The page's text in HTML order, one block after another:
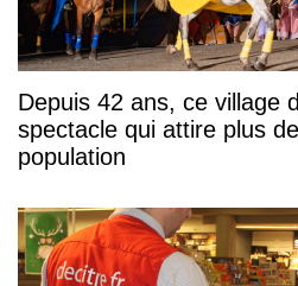
Depuis 42 ans, ce village
spectacle qui attire plus
population